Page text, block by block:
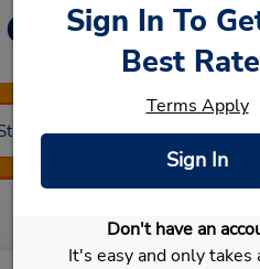
Car Rental
Selecionar meu
Sign In To
Best
Terms Apply
Sign In
Don't have an
It's easy and only takes